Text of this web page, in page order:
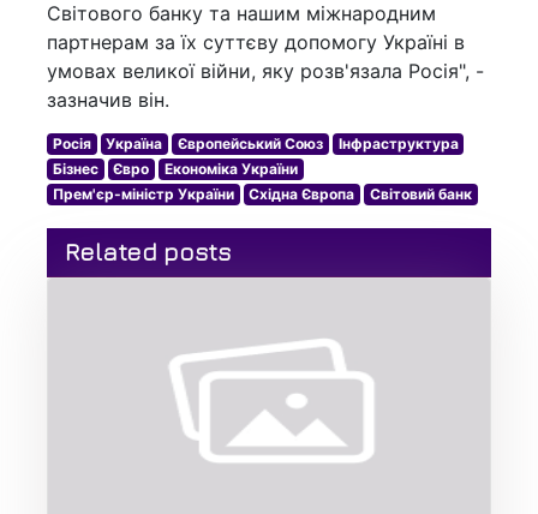
Світового банку та нашим міжнародним
партнерам за їх суттєву допомогу Україні в
умовах великої війни, яку розв'язала Росія", -
зазначив він.
Росія Україна Європейський Союз
Інфраструктура
Бізнес
Євро
Економіка України
Прем'єр-міністр України
Східна Європа Світовий банк
Related posts